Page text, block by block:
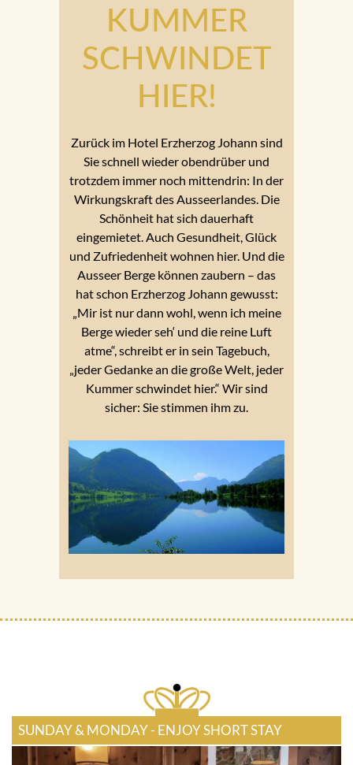
KUMMER
SCHWINDET
HIER!
Zurück im Hotel Erzherzog Johann sind
Sie schnell wieder obendrüber und
trotzdem immer noch mittendrin: In der
Wirkungskraft des Ausseerlandes. Die
Schönheit hat sich dauerhaft
eingemietet. Auch Gesundheit, Glück
und Zufriedenheit wohnen hier. Und die
Ausseer Berge können zaubern – das
hat schon Erzherzog Johann gewusst:
„Mir ist nur dann wohl, wenn ich meine
Berge wieder seh‘ und die reine Luft
atme“, schreibt er in sein Tagebuch,
„jeder Gedanke an die große Welt, jeder
Kummer schwindet hier.“ Wir sind
sicher: Sie stimmen ihm zu.
SUNDAY & MONDAY - ENJOY SHORT STAY